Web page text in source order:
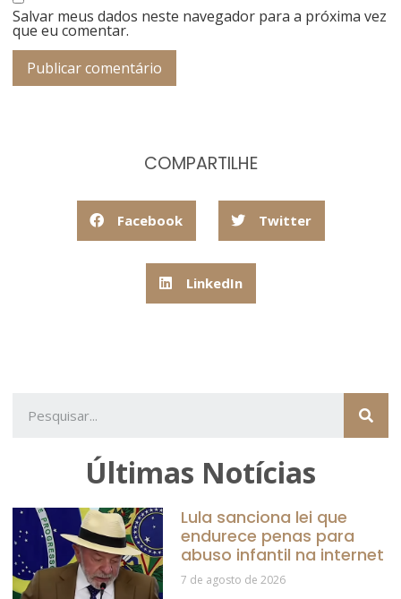
Salvar meus dados neste navegador para a próxima vez
que eu comentar.
COMPARTILHE
Facebook Twitter
LinkedIn
Últimas Notícias
Lula sanciona lei que
endurece penas para
abuso infantil na internet
7 de agosto de 2026